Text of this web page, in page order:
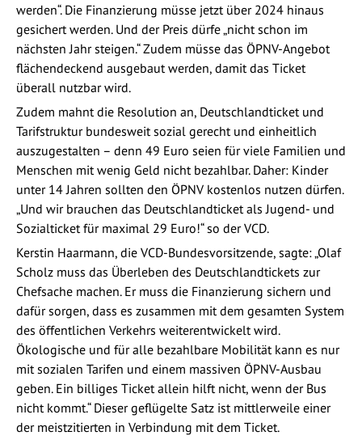
werden“. Die Finanzierung müsse jetzt über 2024 hinaus
gesichert werden. Und der Preis dürfe „nicht schon im
nächsten Jahr steigen.“ Zudem müsse das ÖPNV-Angebot
flächendeckend ausgebaut werden, damit das Ticket
überall nutzbar wird.
Zudem mahnt die Resolution an, Deutschlandticket und
Tarifstruktur bundesweit sozial gerecht und einheitlich
auszugestalten – denn 49 Euro seien für viele Familien und
Menschen mit wenig Geld nicht bezahlbar. Daher: Kinder
unter 14 Jahren sollten den ÖPNV kostenlos nutzen dürfen.
„Und wir brauchen das Deutschlandticket als Jugend- und
Sozialticket für maximal 29 Euro!“ so der VCD.
Kerstin Haarmann, die VCD-Bundesvorsitzende, sagte: „Olaf
Scholz muss das Überleben des Deutschlandtickets zur
Chefsache machen. Er muss die Finanzierung sichern und
dafür sorgen, dass es zusammen mit dem gesamten System
des öffentlichen Verkehrs weiterentwickelt wird.
Ökologische und für alle bezahlbare Mobilität kann es nur
mit sozialen Tarifen und einem massiven ÖPNV-Ausbau
geben. Ein billiges Ticket allein hilft nicht, wenn der Bus
nicht kommt.“ Dieser geflügelte Satz ist mittlerweile einer
der meistzitierten in Verbindung mit dem Ticket.